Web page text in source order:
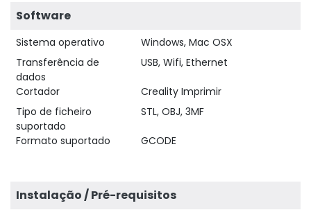
Software
Sistema operativo
Windows, Mac OSX
Transferência de
dados
USB, Wifi, Ethernet
Cortador
Creality Imprimir
Tipo de ficheiro
suportado
STL, OBJ, 3MF
Formato suportado GCODE
Instalação / Pré-requisitos